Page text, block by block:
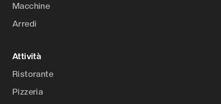
Macchine
Arredi
Attività
Ristorante
Pizzeria